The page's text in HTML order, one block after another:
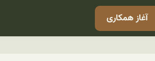
آغاز همکاری